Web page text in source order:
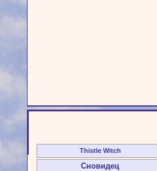
Thistle Witch
Сновидец